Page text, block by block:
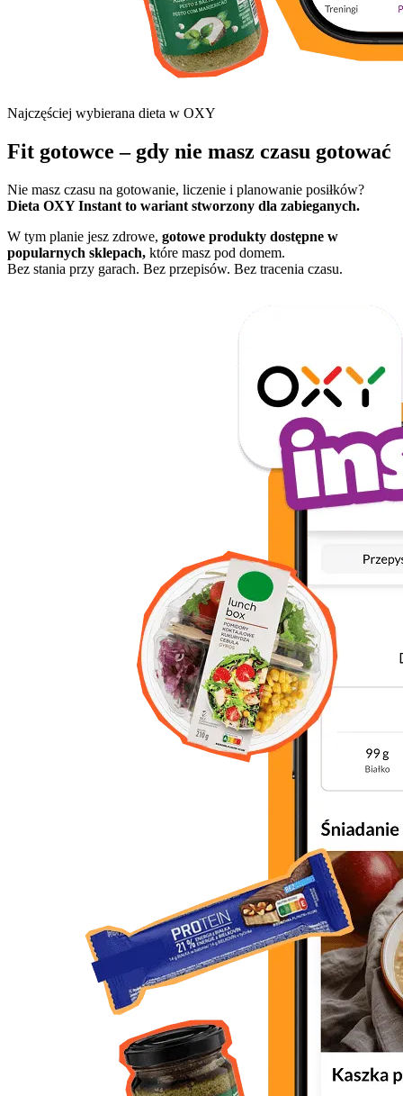
Najczęściej wybierana dieta w OXY
Fit gotowce – gdy nie masz czasu gotować
Nie masz czasu na gotowanie, liczenie i planowanie posiłków?
Dieta OXY Instant to wariant stworzony dla zabieganych.
W tym planie jesz zdrowe, gotowe produkty dostępne w
popularnych sklepach, które masz pod domem.
Bez stania przy garach. Bez przepisów. Bez tracenia czasu.